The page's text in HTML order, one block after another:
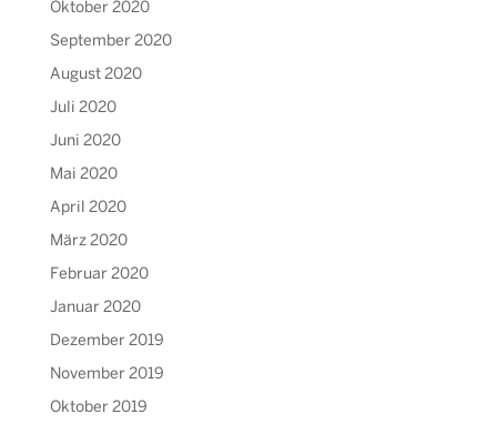
Oktober 2020
September 2020
August 2020
Juli 2020
Juni 2020
Mai 2020
April 2020
März 2020
Februar 2020
Januar 2020
Dezember 2019
November 2019
Oktober 2019